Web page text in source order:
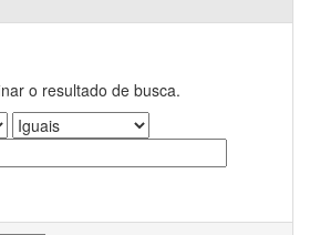
o resultado de busca.